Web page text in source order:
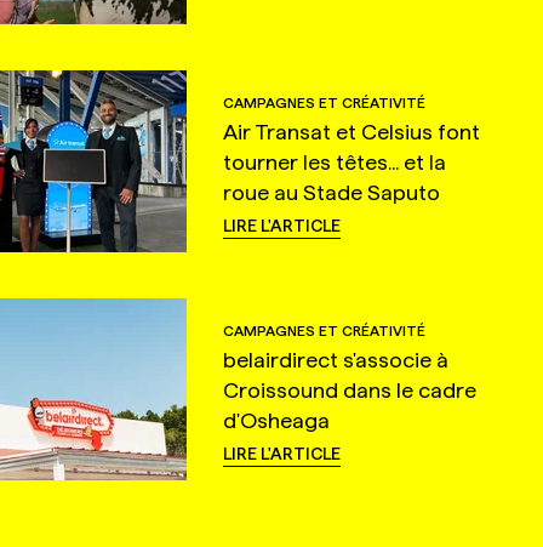
CAMPAGNES ET CRÉATIVITÉ
Air Transat et Celsius font
tourner les têtes... et la
roue au Stade Saputo
LIRE L'ARTICLE
CAMPAGNES ET CRÉATIVITÉ
belairdirect s'associe à
Croissound dans le cadre
d'Osheaga
LIRE L'ARTICLE